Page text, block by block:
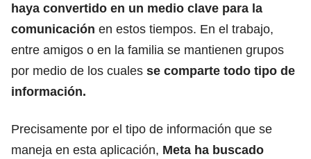
haya convertido en un medio clave para la
comunicación en estos tiempos. En el trabajo,
entre amigos o en la familia se mantienen grupos
por medio de los cuales se comparte todo tipo de
información.
Precisamente por el tipo de información que se
maneja en esta aplicación, Meta ha buscado